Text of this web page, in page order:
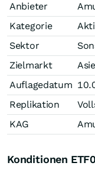
Anbieter
Kategorie
Sektor
Zielmarkt
Auflagedatum
Replikation
KAG
Konditionen